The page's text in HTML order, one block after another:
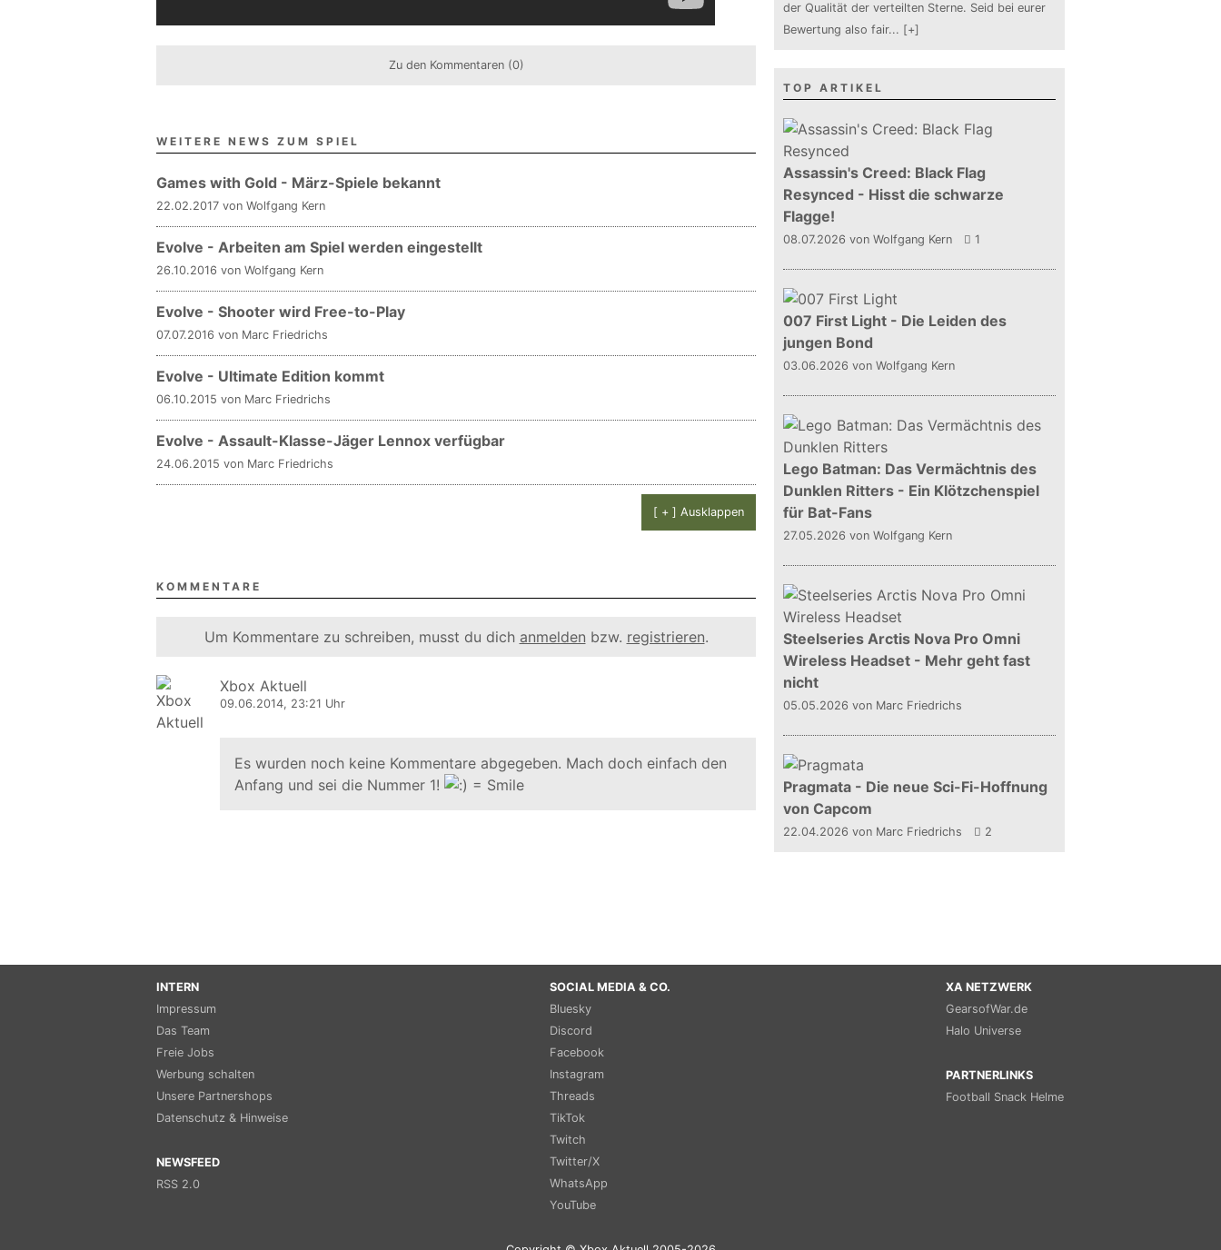
Zu den Kommentaren (0)
WEITERE NEWS ZUM SPIEL
Games with Gold - März-Spiele bekannt
22.02.2017 von Wolfgang Kern
Evolve - Arbeiten am Spiel werden eingestellt
26.10.2016 von Wolfgang Kern
Evolve - Shooter wird Free-to-Play
07.07.2016 von Marc Friedrichs
Evolve - Ultimate Edition kommt
06.10.2015 von Marc Friedrichs
Evolve - Assault-Klasse-Jäger Lennox verfügbar
24.06.2015 von Marc Friedrichs
[ + ] Ausklappen
KOMMENTARE
Um Kommentare zu schreiben, musst du dich anmelden bzw. registrieren.
Xbox Aktuell
09.06.2014, 23:21 Uhr
Es wurden noch keine Kommentare abgegeben. Mach doch einfach den
Anfang und sei die Nummer 1!
der Qualität der verteilten Sterne. Seid bei eurer
Bewertung also fair... [+]
TOP ARTIKEL
Assassin's Creed: Black Flag
Resynced - Hisst die schwarze
Flagge!
08.07.2026 von Wolfgang Kern 1
007 First Light - Die Leiden des
jungen Bond
03.06.2026 von Wolfgang Kern
Lego Batman: Das Vermächtnis des
Dunklen Ritters - Ein Klötzchenspiel
für Bat-Fans
27.05.2026 von Wolfgang Kern
Steelseries Arctis Nova Pro Omni
Wireless Headset - Mehr geht fast
nicht
05.05.2026 von Marc Friedrichs
Pragmata - Die neue Sci-Fi-Hoffnung
von Capcom
22.04.2026 von Marc Friedrichs 2
INTERN
Impressum
Das Team
Freie Jobs
Werbung schalten
Unsere Partnershops
Datenschutz & Hinweise
NEWSFEED
RSS 2.0
SOCIAL MEDIA & CO.
Bluesky
Discord
Facebook
Instagram
Threads
TikTok
Twitch
Twitter/X
WhatsApp
YouTube
XA NETZWERK
GearsofWar.de
Halo Universe
PARTNERLINKS
Football Snack Helme